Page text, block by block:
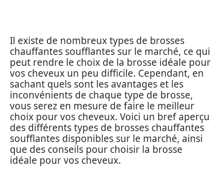
Il existe de nombreux types de brosses
chauffantes soufflantes sur le marché, ce qui
peut rendre le choix de la brosse idéale pour
vos cheveux un peu difficile. Cependant, en
sachant quels sont les avantages et les
inconvénients de chaque type de brosse,
vous serez en mesure de faire le meilleur
choix pour vos cheveux. Voici un bref aperçu
des différents types de brosses chauffantes
soufflantes disponibles sur le marché, ainsi
que des conseils pour choisir la brosse
idéale pour vos cheveux.